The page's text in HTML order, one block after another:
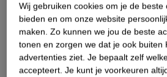
Productinformatie
Etiketinformatie
Wij gebruiken cookies om je de beste
bieden en om onze website
maken. Zo kunnen we jou de beste
tonen en zorgen we dat je ook buiten
advertenties ziet. Je bepaalt zelf
accepteert. Je kunt je voorkeuren